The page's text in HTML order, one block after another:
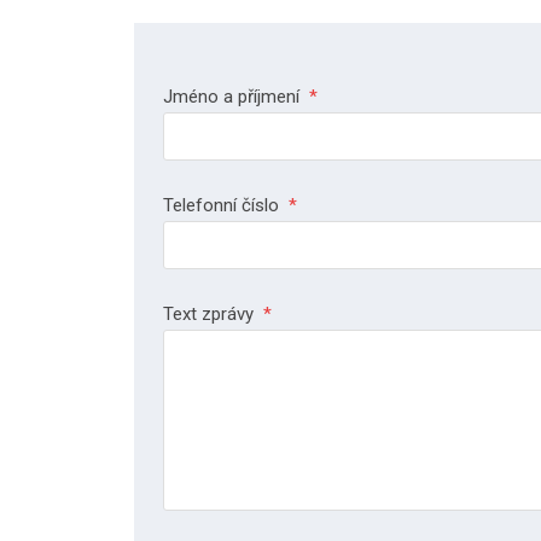
Jméno a příjmení *
Telefonní číslo *
Text zprávy *